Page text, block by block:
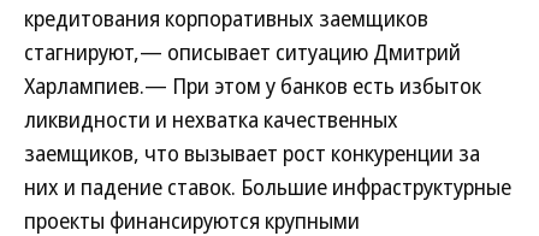
кредитования корпоративных заемщиков
стагнируют,— описывает ситуацию Дмитрий
Харлампиев.— При этом у банков есть избыток
ликвидности и нехватка качественных
заемщиков, что вызывает рост конкуренции за
них и падение ставок. Большие инфраструктурные
проекты финансируются крупными